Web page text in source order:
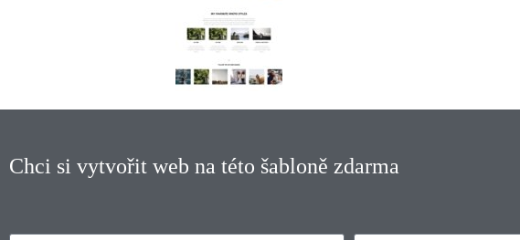
Chci si vytvořit web na této šabloně zdarma